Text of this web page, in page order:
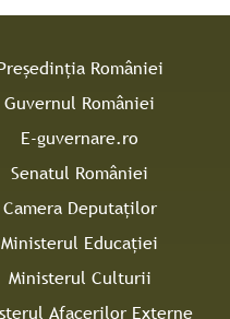
României
Guvernul României
E-guvernare.ro
Senatul României
Camera Deputaților
Ministerul Educației
Ministerul Culturii
Afacerilor Externe